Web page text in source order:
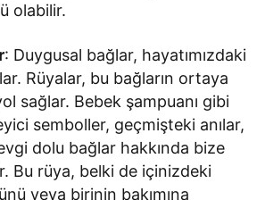
olabilir.
: Duygusal bağlar, hayatımızdaki
Rüyalar, bu bağların ortaya
sağlar. Bebek şampuanı gibi
semboller, geçmişteki anılar,
dolu bağlar hakkında bize
Bu rüya, belki de içinizdeki
veya birinin bakımına